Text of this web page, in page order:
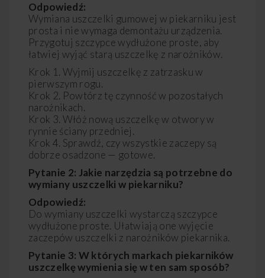
Odpowiedź:
Wymiana uszczelki gumowej w piekarniku jest
prosta i nie wymaga demontażu urządzenia.
Przygotuj szczypce wydłużone proste, aby
łatwiej wyjąć starą uszczelkę z narożników.
Krok 1. Wyjmij uszczelkę z zatrzasku w
pierwszym rogu.
Krok 2. Powtórz tę czynność w pozostałych
narożnikach.
Krok 3. Włóż nową uszczelkę w otwory w
rynnie ściany przedniej.
Krok 4. Sprawdź, czy wszystkie zaczepy są
dobrze osadzone — gotowe.
Pytanie 2: Jakie narzędzia są potrzebne do
wymiany uszczelki w piekarniku?
Odpowiedź:
Do wymiany uszczelki wystarczą szczypce
wydłużone proste. Ułatwiają one wyjęcie
zaczepów uszczelki z narożników piekarnika.
Pytanie 3: W których markach piekarników
uszczelkę wymienia się w ten sam sposób?